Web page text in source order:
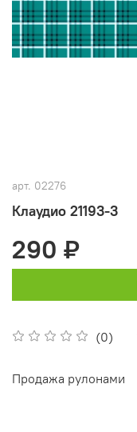
арт. 02276
Клаудио 21193-3
(0)
290 ₽
Продажа рулонами